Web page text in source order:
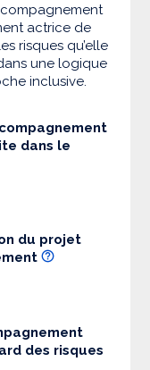
actrice de
risques qu’elle
une logique
inclusive.
dans le
du projet
des risques